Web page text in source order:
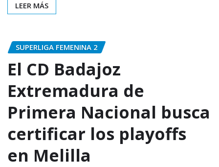
LEER MÁS
SUPERLIGA FEMENINA 2
El CD Badajoz
Extremadura de
Primera Nacional busca
certificar los playoffs
en Melilla